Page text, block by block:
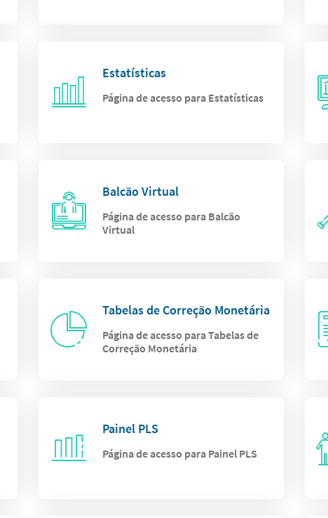
Estatísticas
Página de acesso para Estatísticas
Balcão Virtual
Página de acesso para Balcão
Virtual
Tabelas de Correção Monetária
Página de acesso para Tabelas de
Correção Monetária
Painel PLS
Página de acesso para Painel PLS